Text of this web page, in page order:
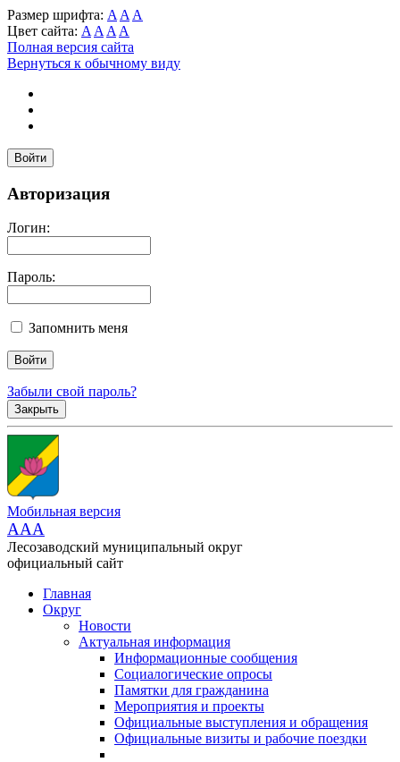
Размер шрифта: A A A
Цвет сайта: A A A A
Полная версия сайта
Вернуться к обычному виду
Войти
Авторизация
Логин:
Пароль:
Запомнить меня
Забыли свой пароль?
Закрыть
Мобильная версия
AAA
Лесозаводский муниципальный округ
официальный сайт
Главная
Округ
Новости
Актуальная информация
Информационные сообщения
Социалогические опросы
Памятки для гражданина
Мероприятия и проекты
Официальные выступления и обращения
Официальные визиты и рабочие поездки